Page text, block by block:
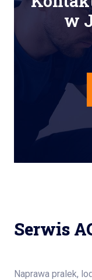
w
Serwis
Naprawa pralek,